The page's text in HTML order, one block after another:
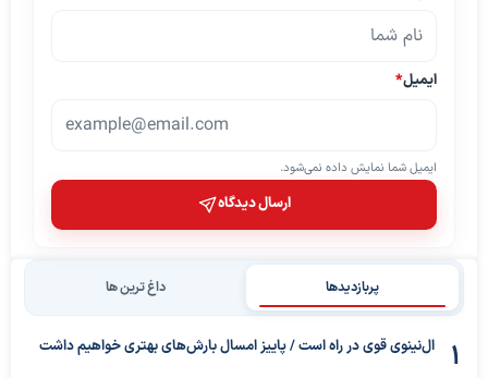
ایمیل*
ایمیل شما نمایش داده نمی‌شود.
ارسال دیدگاه
پربازدیدها داغ ترین ها
ال‌نینوی قوی در راه است / پاییز امسال بارش‌های بهتری خواهیم داشت